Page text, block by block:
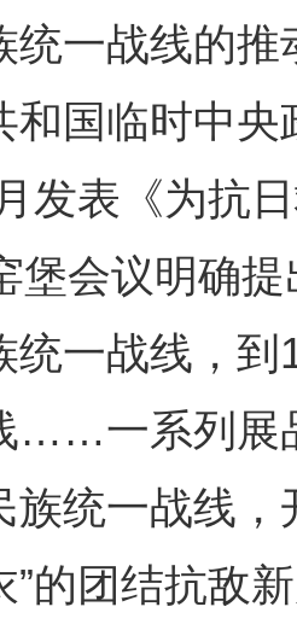
统一战线的
和国临时中
发表《为抗
堡会议明确
统一战线，
……一系列展
族统一战线
”的团结抗敌